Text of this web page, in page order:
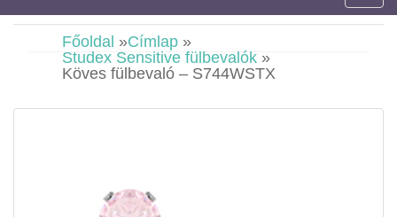
Főoldal »Címlap »
Studex Sensitive fülbevalók »
Köves fülbevaló – S744WSTX